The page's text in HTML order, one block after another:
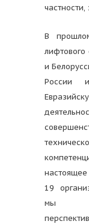
В
и
России
19
мы